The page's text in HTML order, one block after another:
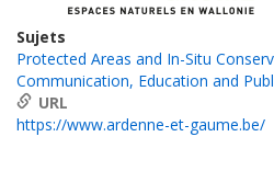
Sujets
Protected Areas and In-Situ
Communication, Education and
URL
https://www.ardenne-et-gaume.be/